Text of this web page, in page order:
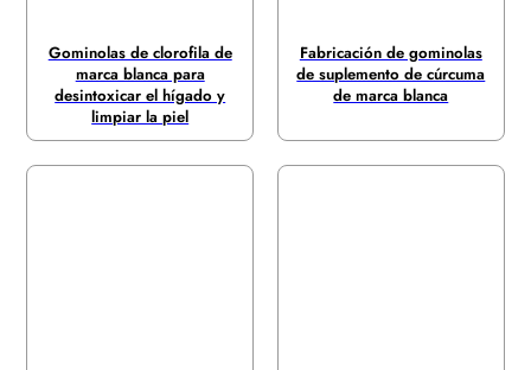
Gominolas de clorofila de
marca blanca para
desintoxicar el hígado y
limpiar la piel
Fabricación de gominolas
de suplemento de cúrcuma
de marca blanca